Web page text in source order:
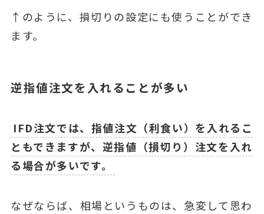
↑のように、損切りの設定にも使うことができ
ます。
逆指値注文を入れることが多い
IFD注文では、指値注文（利食い）を入れるこ
ともできますが、逆指値（損切り）注文を入れ
る場合が多いです。
なぜならば、相場というものは、急変して思わ